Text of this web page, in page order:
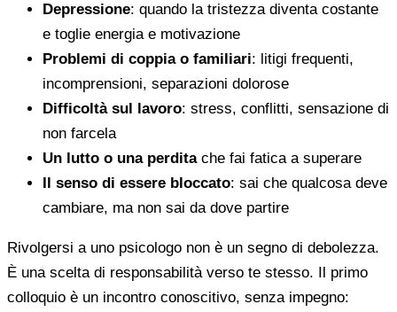
Depressione: quando la tristezza diventa costante
e toglie energia e motivazione
Problemi di coppia o familiari: litigi frequenti,
incomprensioni, separazioni dolorose
Difficoltà sul lavoro: stress, conflitti, sensazione di
non farcela
Un lutto o una perditache fai fatica a superare
Il senso di essere bloccato: sai che qualcosa deve
cambiare, ma non sai da dove partire
Rivolgersi a uno psicologo non è un segno di debolezza.
È una scelta di responsabilità verso te stesso. Il primo
colloquio è un incontro conoscitivo, senza impegno: